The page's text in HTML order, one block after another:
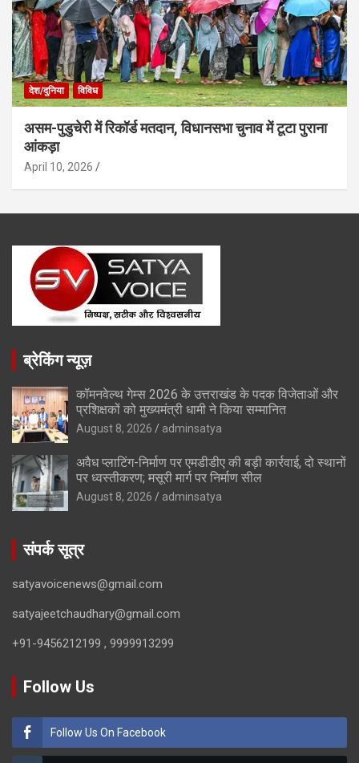
देश/दुनिया विविध
असम-पुडुचेरी में रिकॉर्ड मतदान, विधानसभा चुनाव में टूटा पुराना
आंकड़ा
April 10, 2026
ब्रेकिंग न्यूज़
कॉमनवेल्थ गेम्स 2026 के उत्तराखंड के पदक विजेताओं और
प्रशिक्षकों को मुख्यमंत्री धामी ने किया सम्मानित
August 8, 2026 adminsatya
अवैध प्लाटिंग-निर्माण पर एमडीडीए की बड़ी कार्रवाई, दो स्थानों
पर ध्वस्तीकरण; मसूरी मार्ग पर निर्माण सील
August 8, 2026 adminsatya
संपर्क सूत्र
satyavoicenews@gmail.com
satyajeetchaudhary@gmail.com
+91-9456212199 , 9999913299
Follow Us
Follow Us On Facebook